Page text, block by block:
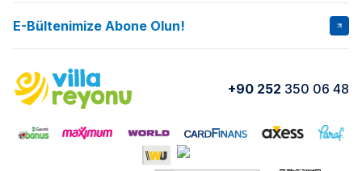
İptal Şartları Banka Hesapları
Kurumsal Blog
Yorumlar Nasıl Kiralarım
VİLLA SALKIM VİLLA SLAY 1
VİLLA OLENNA 1 VİLLA MERT
VILLA ADRIMA 1
E-Bültenimize Abone Olun!
+90 252 350 06 48